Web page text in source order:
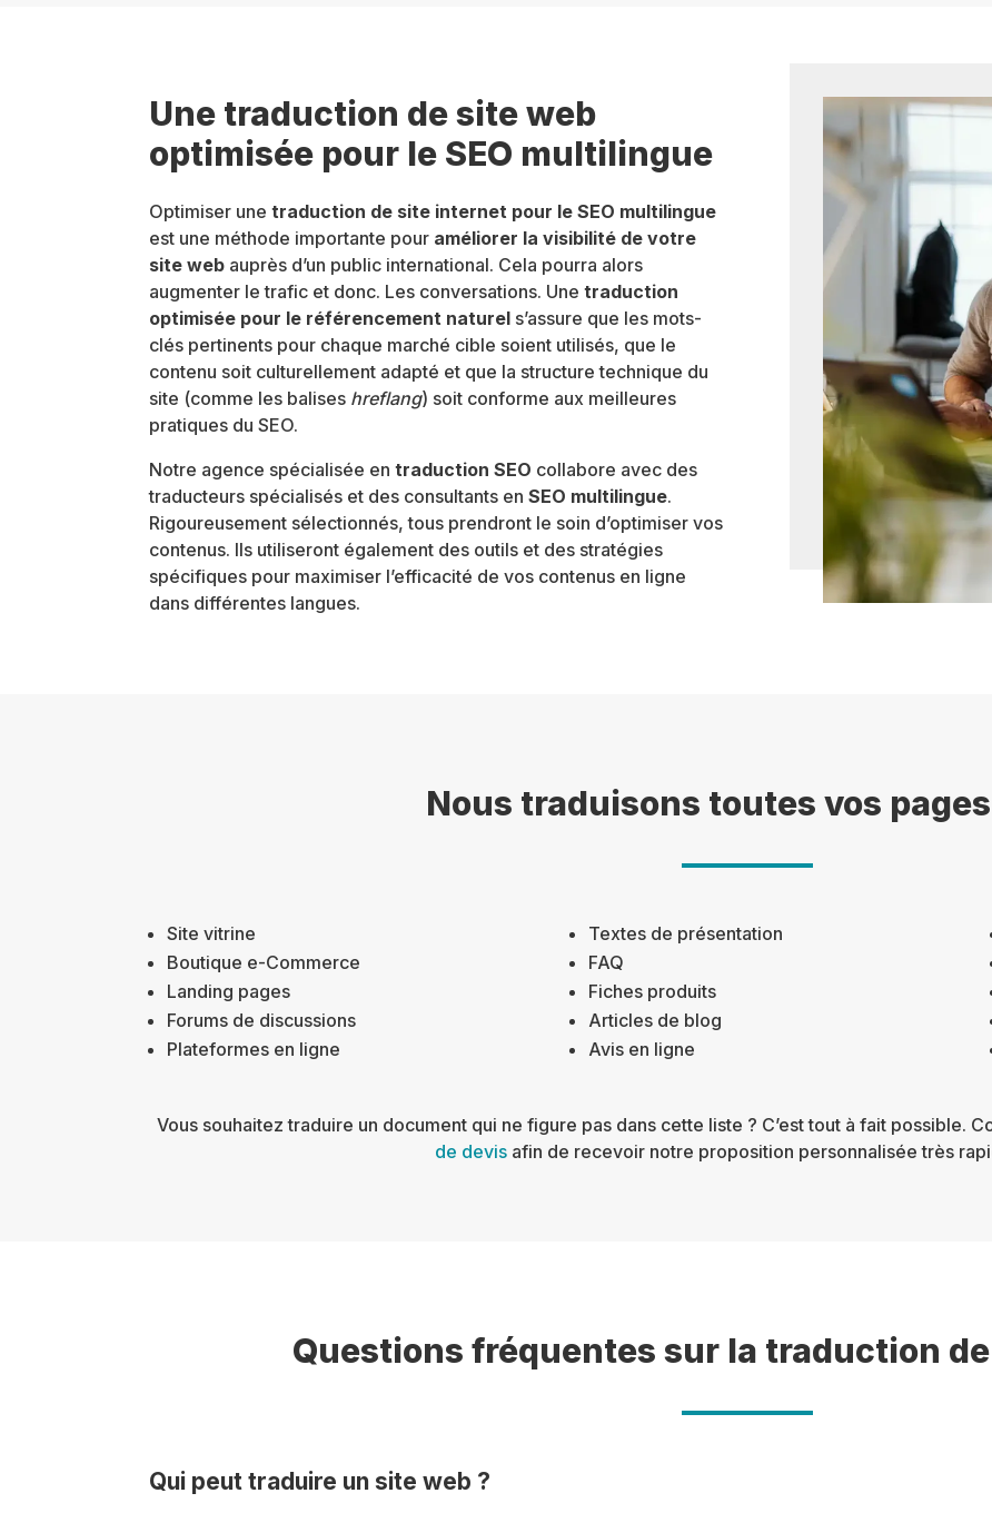
Une traduction de site web
optimisée pour le SEO multilingue
Optimiser unetraduction de site internet pour le SEO multilingue
est une méthode importante pour améliorer la visibilité de votre
site web auprès d’un public international. Cela pourra alors
augmenter le trafic et donc. Les conversations. Unetraduction
optimisée pour le référencement naturel s’assure que les mots-
clés pertinents pour chaque marché cible soient utilisés, que le
contenu soit culturellement adapté et que la structure technique du
site (comme les balises hreflang) soit conforme aux meilleures
pratiques du SEO.
Notre agence spécialisée entraduction SEO collabore avec des
traducteurs spécialisés et des consultants enSEO multilingue.
Rigoureusement sélectionnés, tous prendront le soin d’optimiser vos
contenus. Ils utiliseront également des outils et des stratégies
spécifiques pour maximiser l’efficacité de vos contenus en ligne
dans différentes langues.
Nous traduisons toutes vos
Site vitrine
Boutique e-Commerce
Landing pages
Forums de discussions
Plateformes en ligne
Textes de présentation
FAQ
Fiches produits
Articles de blog
Avis en ligne
Vous souhaitez traduire un document qui ne figure pas dans cette liste ? C’est tout à fait possible.
de devis afin de recevoir notre proposition personnalisée très
Questions fréquentes sur la traduction
Qui peut traduire un site web ?